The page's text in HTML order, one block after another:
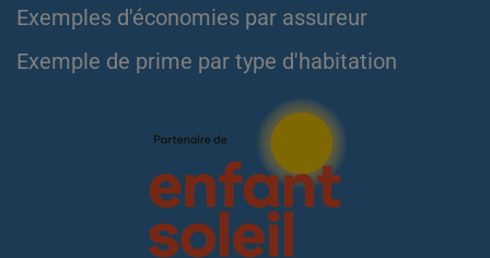
Exemples d'économies par assureur
Exemple de prime par type d'habitation